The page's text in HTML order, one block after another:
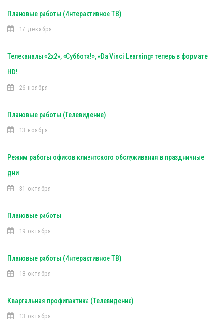
Плановые работы (Интерактивное ТВ)
17 декабря
Телеканалы «2х2», «Суббота!», «Da Vinci Learning» теперь в формате
HD!
26 ноября
Плановые работы (Телевидение)
13 ноября
Режим работы офисов клиентского обслуживания в праздничные
дни
31 октября
Плановые работы
19 октября
Плановые работы (Интерактивное ТВ)
18 октября
Квартальная профилактика (Телевидение)
13 октября